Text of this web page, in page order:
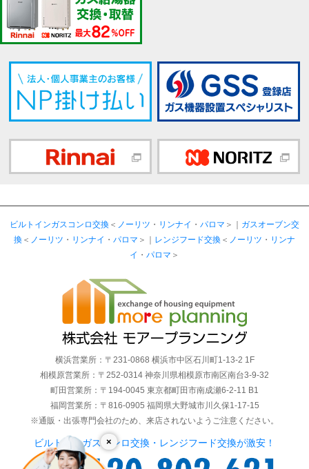
×
ビルトインガスコンロ交換 ＜ ノーリツ ・ リンナイ ・ パロマ ＞｜ ガスオーブン交
換 ＜ ノーリツ ・ リンナイ ・ パロマ ＞｜ レンジフード交換 ＜ ノーリツ ・ リンナ
イ ・ パロマ ＞
横浜営業所：〒231-0868 横浜市中区石川町1-13-2 1F
相模原営業所：〒252-0314 神奈川県相模原市南区南台3-9-32
町田営業所：〒194-0045 東京都町田市南成瀬6-2-11 B1
福岡営業所：〒816-0905 福岡県大野城市川久保1-17-15
※通販・出張専門会社のため、来店されないようご注意ください。
ビルトインガスコンロ交換・レンジフード交換が激安！